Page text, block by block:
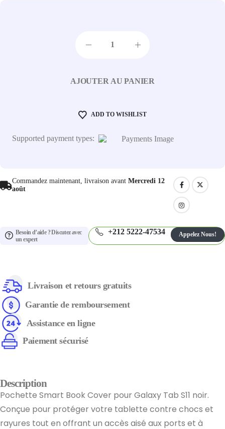
AJOUTER AU PANIER
ADD TO WISHLIST
Supported payment types:
Commandez maintenant, livraison avant Mercredi 12
août
Besoin d’aide ? Discutez avec
un expert
+212 5222-47534 Appelez Nous!
Livraison et retours gratuits
Garantie de remboursement
Assistance en ligne
Paiement sécurisé
Description
Pochette Smart Book Cover pour Galaxy Tab S11 noir.
Conçue pour protéger votre tablette contre chocs et
rayures tout en offrant un accès aisé aux ports et à